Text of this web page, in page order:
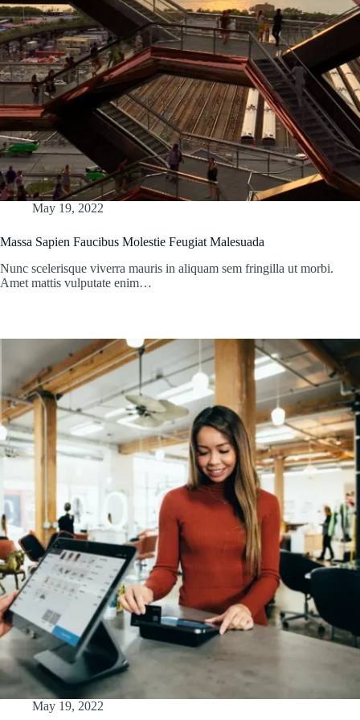
May 19, 2022
Massa Sapien Faucibus Molestie Feugiat Malesuada
Nunc scelerisque viverra mauris in aliquam sem fringilla ut morbi.
Amet mattis vulputate enim…
May 19, 2022